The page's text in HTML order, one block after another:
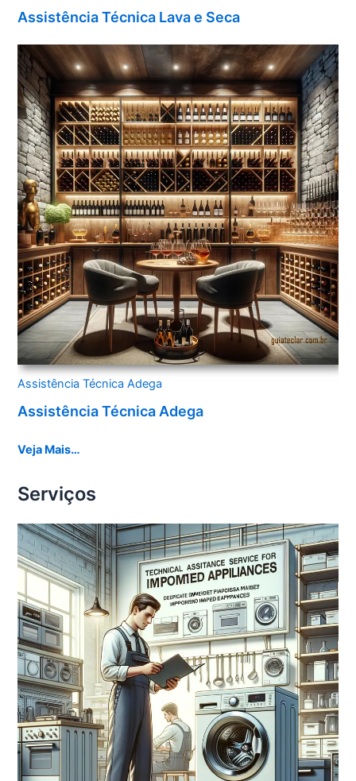
Assistência Técnica Lava e Seca
Assistência Técnica Adega
Assistência Técnica Adega
Veja Mais…
Serviços